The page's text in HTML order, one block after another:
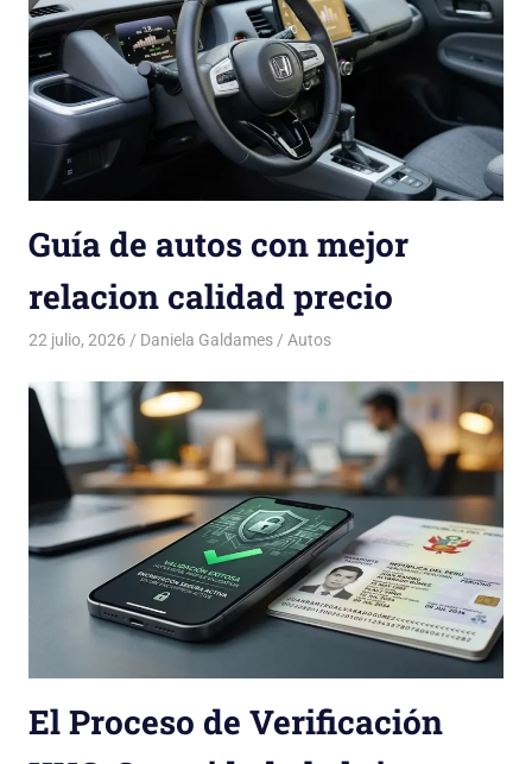
Guía de autos con mejor
relacion calidad precio
22 julio, 2026 Daniela Galdames Autos
El Proceso de Verificación